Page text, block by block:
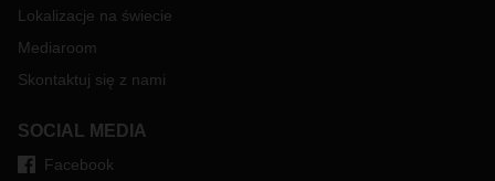
Lokalizacje na świecie
Mediaroom
Skontaktuj się z nami
SOCIAL MEDIA
Facebook